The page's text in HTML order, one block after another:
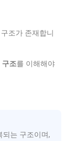
조가 존재합니
구조를 이해해야
되는 구조이며,